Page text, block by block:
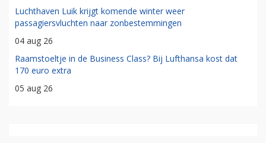
Luchthaven Luik krijgt komende winter weer
passagiersvluchten naar zonbestemmingen
04 aug 26
Raamstoeltje in de Business Class? Bij Lufthansa kost dat
170 euro extra
05 aug 26